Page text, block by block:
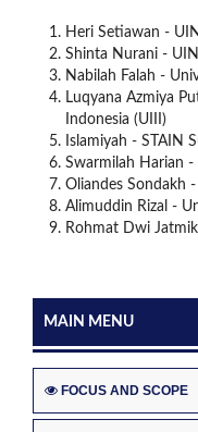
Heri Setiawan -
Shinta Nurani -
Nabilah Falah -
Luqyana Azmiya
Indonesia (UIII)
Islamiyah - STAIN
Swarmilah Harian -
Oliandes Sondakh
Alimuddin Rizal -
Rohmat Dwi
MAIN MENU
FOCUS AND SCOPE